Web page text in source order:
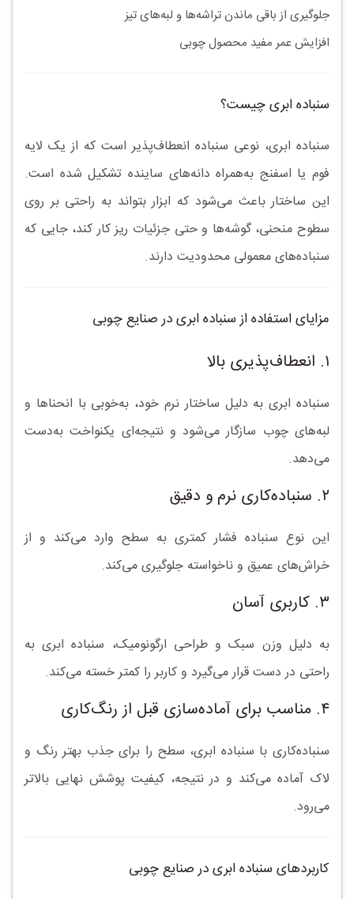
جلوگیری از باقی ماندن تراشه‌ها و لبه‌های تیز
افزایش عمر مفید محصول چوبی
سنباده ابری چیست؟
سنباده ابری، نوعی سنباده انعطاف‌پذیراست که از یک لایه
فوم یا اسفنج به‌همراه دانه‌های ساینده تشکیل شده است.
این ساختار باعث می‌شود که ابزار بتواند به راحتی بر روی
سطوح منحنی، گوشه‌ها و حتی جزئیات ریز کار کند، جایی که
سنباده‌های معمولی محدودیت دارند.
مزایای استفاده از سنباده ابری در صنایع چوبی
۱. انعطاف‌پذیری بالا
سنباده ابری به دلیل ساختار نرم خود، به‌خوبی با انحناها و
لبه‌های چوب سازگار می‌شود و نتیجه‌ای یکنواخت به‌دست
می‌دهد.
۲. سنباده‌کاری نرم و دقیق
این نوع سنباده فشار کمتری به سطح وارد می‌کند و از
خراش‌های عمیق و ناخواسته جلوگیری می‌کند.
۳. کاربری آسان
به دلیل وزن سبک و طراحی ارگونومیک، سنباده ابری به
راحتی در دست قرار می‌گیرد و کاربر را کمتر خسته می‌کند.
۴. مناسب برای آماده‌سازی قبل از رنگ‌کاری
سنباده‌کاری با سنباده ابری، سطح را برای جذب بهتر رنگ و
لاک آماده می‌کند و در نتیجه،کیفیت پوشش نهایی بالاتر
می‌رود.
کاربردهای سنباده ابری در صنایع چوبی